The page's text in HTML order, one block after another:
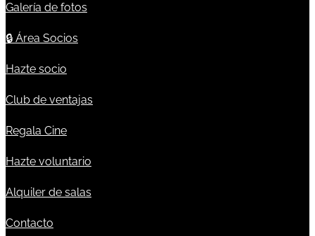
Galería de fotos
🔒 Área Socios
Hazte socio
Club de ventajas
Regala Cine
Hazte voluntario
Alquiler de salas
Contacto